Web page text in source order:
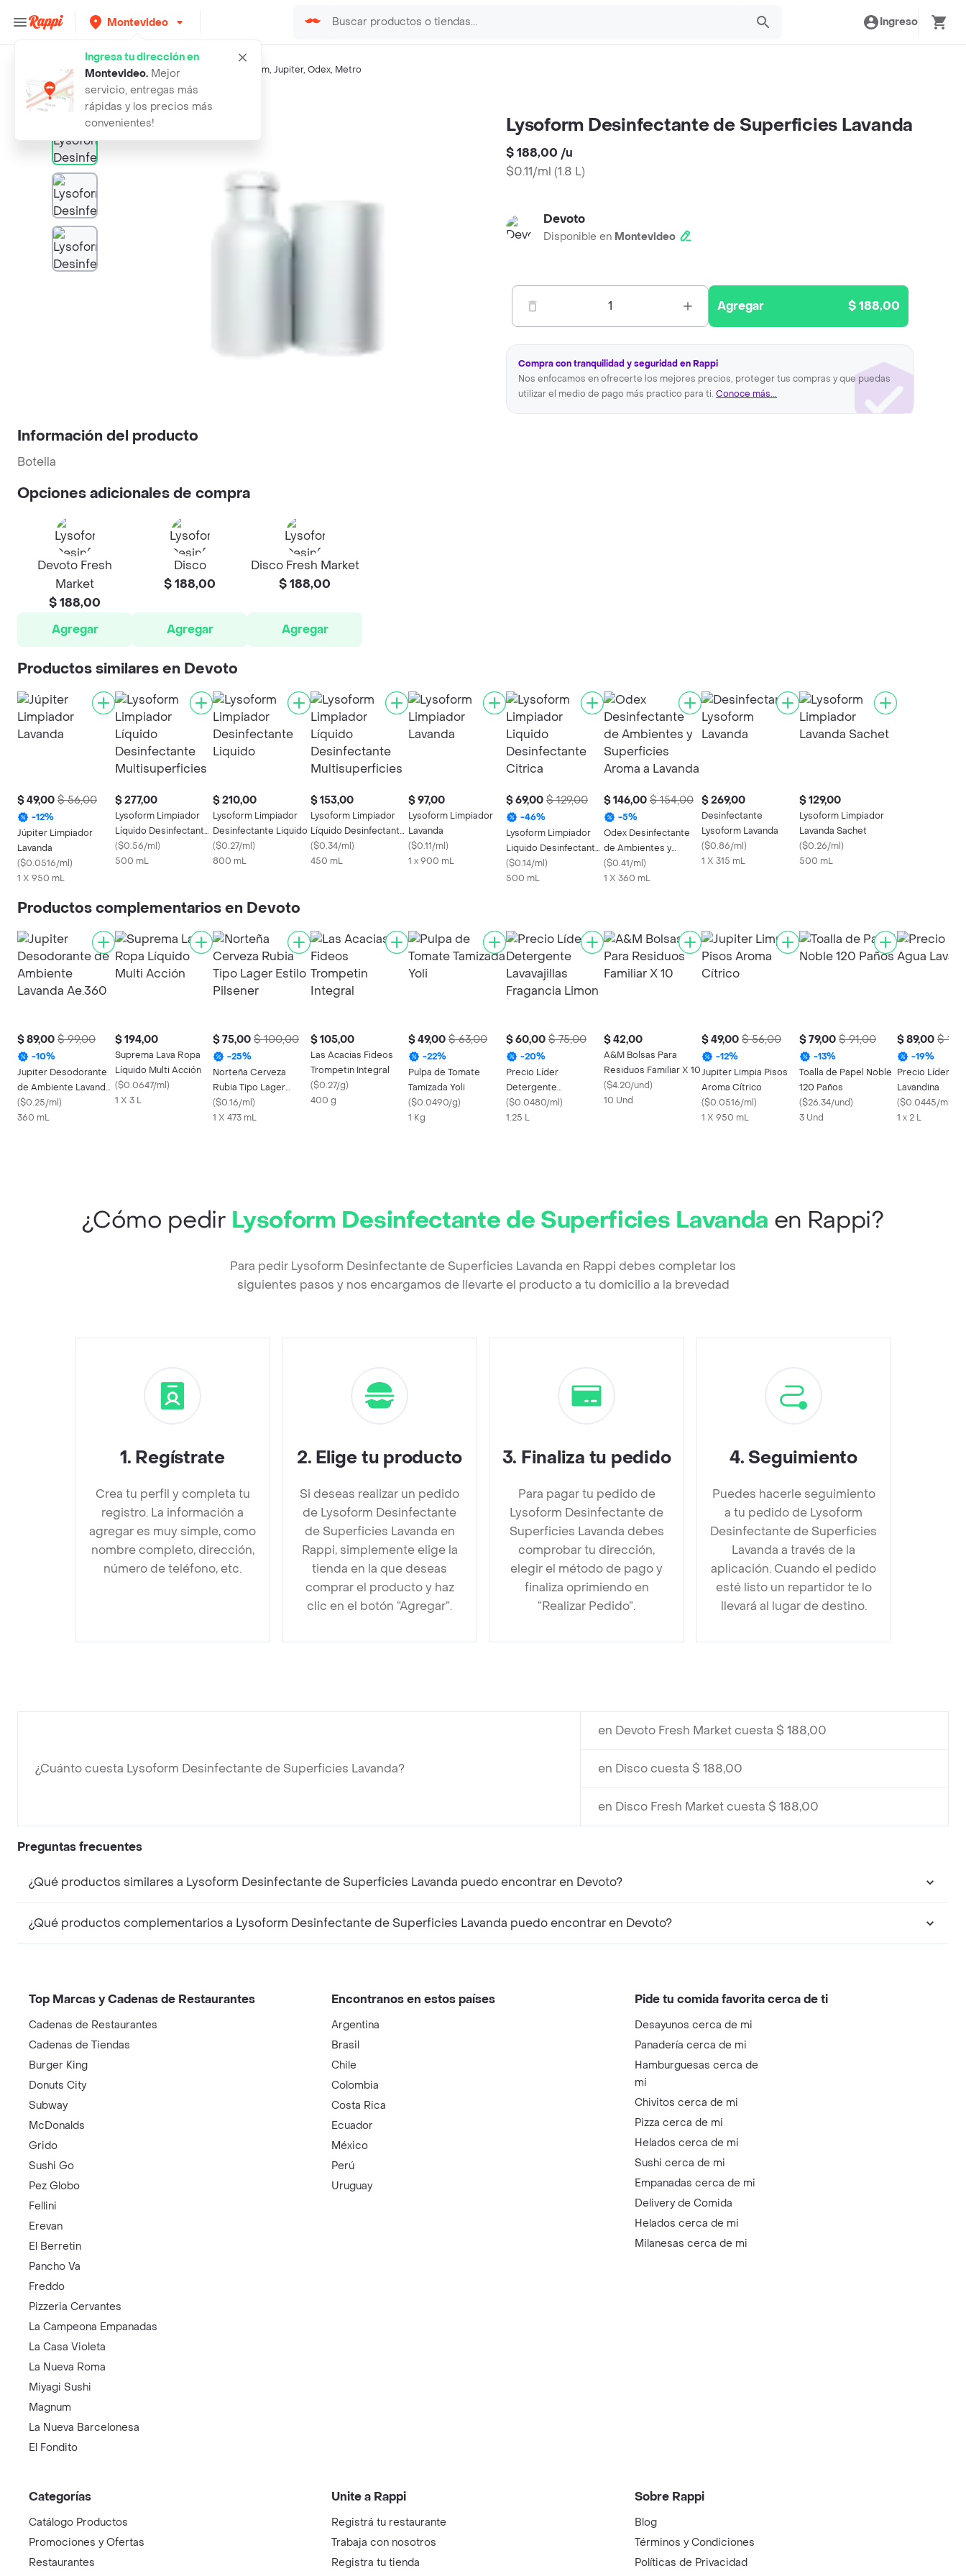
Montevideo
Ingresa tu dirección en
Montevideo. Mejor
servicio, entregas más
rápidas y los precios más
convenientes!
Ingreso
Búsquedas relacionadas:Limpiadores multiusos Lysoform, Jupiter, Odex, Metro
Rappi lysoform desinfectante de superfici
Lysoform Desinfectante de Superficies Lavanda
$ 188,00 /u
$0.11/ml (1.8 L)
Devoto
Disponible en Montevideo
1 Agregar $ 188,00
Compra con tranquilidad y seguridad en Rappi
Nos enfocamos en ofrecerte los mejores precios, proteger tus compras y que puedas
utilizar el medio de pago más practico para ti. Conoce más...
Información del producto
Botella
Opciones adicionales de compra
Devoto Fresh
Market
$ 188,00
Agregar
Disco
$ 188,00
Agregar
Disco Fresh Market
$ 188,00
Agregar
Productos similares en Devoto
$ 49,00 $ 56,00
-12%
Júpiter Limpiador
Lavanda
($0.0516/ml)
1 X 950 mL
$ 277,00
Lysoform Limpiador
Líquido Desinfectante
Multisuperficies
($0.56/ml)
500 mL
$ 210,00
Lysoform Limpiador
Desinfectante Liquido
($0.27/ml)
800 mL
$ 153,00
Lysoform Limpiador
Líquido Desinfectante
Multisuperficies
($0.34/ml)
450 mL
$ 97,00
Lysoform Limpiador
Lavanda
($0.11/ml)
1 x 900 mL
$ 69,00 $ 129,00
-46%
Lysoform Limpiador
Liquido Desinfectante
Citrica
($0.14/ml)
500 mL
$ 146,00 $ 154,00
-5%
Odex Desinfectante
de Ambientes y
Superficies Aroma a
Lavanda
($0.41/ml)
1 X 360 mL
$ 269,00
Desinfectante
Lysoform Lavanda
($0.86/ml)
1 X 315 mL
$ 129,00
Lysoform Limpiador
Lavanda Sachet
($0.26/ml)
500 mL
Productos complementarios en Devoto
$ 89,00 $ 99,00
-10%
Jupiter Desodorante
de Ambiente Lavanda
Ae.360
($0.25/ml)
360 mL
$ 194,00
Suprema Lava Ropa
Líquido Multi Acción
($0.0647/ml)
1 X 3 L
$ 75,00 $ 100,00
-25%
Norteña Cerveza
Rubia Tipo Lager
Estilo Pilsener
($0.16/ml)
1 X 473 mL
$ 105,00
Las Acacias Fideos
Trompetin Integral
($0.27/g)
400 g
$ 49,00 $ 63,00
-22%
Pulpa de Tomate
Tamizada Yoli
($0.0490/g)
1 Kg
$ 60,00 $ 75,00
-20%
Precio Líder
Detergente
Lavavajillas Fragancia
Limon
($0.0480/ml)
1.25 L
$ 42,00
A&M Bolsas Para
Residuos Familiar X 10
($4.20/und)
10 Und
$ 49,00 $ 56,00
-12%
Jupiter Limpia Pisos
Aroma Cítrico
($0.0516/ml)
1 X 950 mL
$ 79,00 $ 91,00
-13%
Toalla de Papel Noble
120 Paños
($26.34/und)
3 Und
$ 89,00 $
-19%
Precio Líder
Lavandina
($0.0445/ml
1 x 2 L
¿Cómo pedir Lysoform Desinfectante de Superficies Lavanda en Rappi?
Para pedir Lysoform Desinfectante de Superficies Lavanda en Rappi debes completar los
siguientes pasos y nos encargamos de llevarte el producto a tu domicilio a la brevedad
1. Regístrate
Crea tu perfil y completa tu
registro. La información a
agregar es muy simple, como
nombre completo, dirección,
número de teléfono, etc.
2. Elige tu producto
Si deseas realizar un pedido
de Lysoform Desinfectante
de Superficies Lavanda en
Rappi, simplemente elige la
tienda en la que deseas
comprar el producto y haz
clic en el botón “Agregar”.
3. Finaliza tu pedido
Para pagar tu pedido de
Lysoform Desinfectante de
Superficies Lavanda debes
comprobar tu dirección,
elegir el método de pago y
finaliza oprimiendo en
“Realizar Pedido”.
4. Seguimiento
Puedes hacerle seguimiento
a tu pedido de Lysoform
Desinfectante de Superficies
Lavanda a través de la
aplicación. Cuando el pedido
esté listo un repartidor te lo
llevará al lugar de destino.
¿Cuánto cuesta Lysoform Desinfectante de Superficies Lavanda?
en Devoto Fresh Market cuesta $ 188,00
en Disco cuesta $ 188,00
en Disco Fresh Market cuesta $ 188,00
Preguntas frecuentes
¿Qué productos similares a Lysoform Desinfectante de Superficies Lavanda puedo encontrar en Devoto?
¿Qué productos complementarios a Lysoform Desinfectante de Superficies Lavanda puedo encontrar en Devoto?
Top Marcas y Cadenas de Restaurantes
Cadenas de Restaurantes
Cadenas de Tiendas
Burger King
Donuts City
Subway
McDonalds
Grido
Sushi Go
Pez Globo
Fellini
Erevan
El Berretin
Pancho Va
Freddo
Pizzeria Cervantes
La Campeona Empanadas
La Casa Violeta
La Nueva Roma
Miyagi Sushi
Magnum
La Nueva Barcelonesa
El Fondito
Encontranos en estos países
Argentina
Brasil
Chile
Colombia
Costa Rica
Ecuador
México
Perú
Uruguay
Pide tu comida favorita cerca de ti
Desayunos cerca de mi
Panadería cerca de mi
Hamburguesas cerca de
mi
Chivitos cerca de mi
Pizza cerca de mi
Helados cerca de mi
Sushi cerca de mi
Empanadas cerca de mi
Delivery de Comida
Helados cerca de mi
Milanesas cerca de mi
Categorías
Catálogo Productos
Promociones y Ofertas
Restaurantes
Unite a Rappi
Registrá tu restaurante
Trabaja con nosotros
Registra tu tienda
Sobre Rappi
Blog
Términos y Condiciones
Políticas de Privacidad